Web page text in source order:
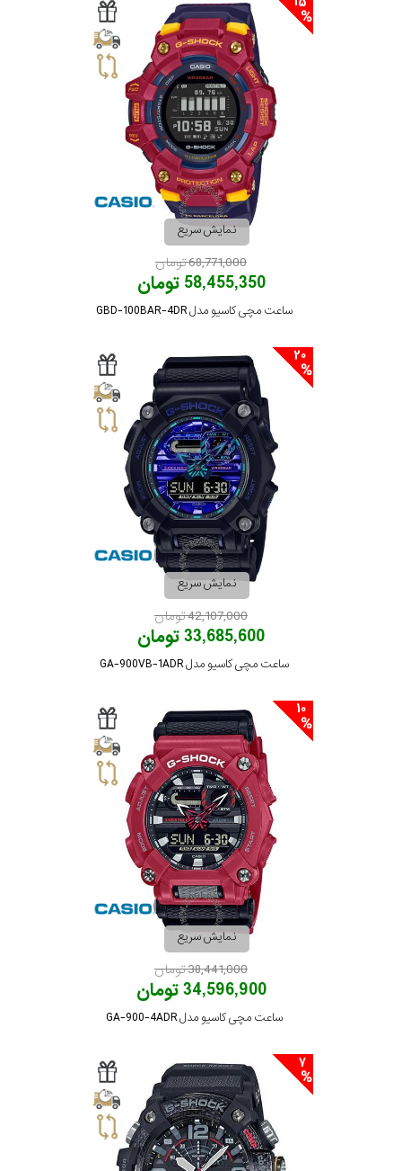
نمایش سریع
68,771,000 تومان
58,455,350 تومان
ساعت مچی کاسیو مدل GBD-100BAR-4DR
نمایش سریع
42,107,000 تومان
33,685,600 تومان
ساعت مچی کاسیو مدل GA-900VB-1ADR
نمایش سریع
38,441,000 تومان
34,596,900 تومان
ساعت مچی کاسیو مدل GA-900-4ADR